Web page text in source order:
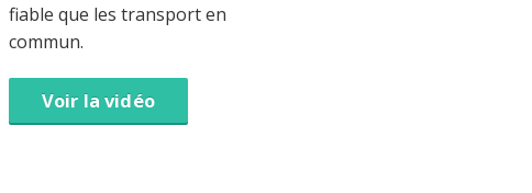
fiable que les transport en
commun.
Voir la vidéo